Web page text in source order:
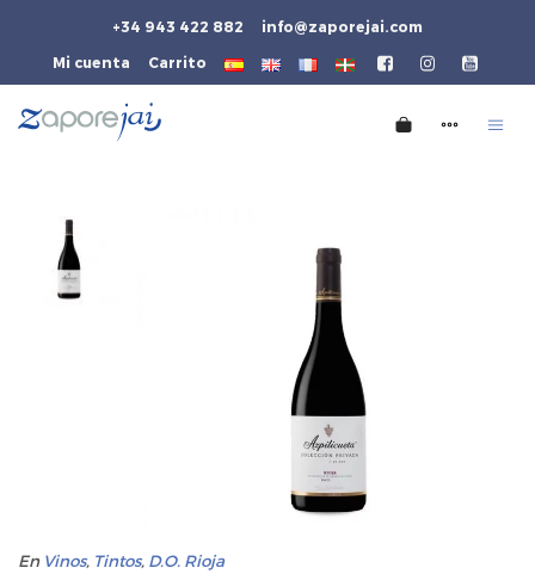
+34 943 422 882 info@zaporejai.com
Mi cuenta Carrito
En Vinos, Tintos, D.O. Rioja